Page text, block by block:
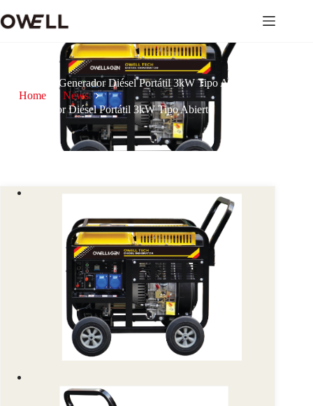
Generador Diésel Portátil 3kW Tipo Abierto
Home
News
Generador Diésel Portátil 3kW Tipo Abierto